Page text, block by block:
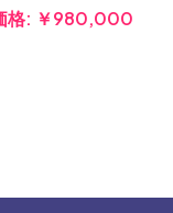
格: ￥980,000